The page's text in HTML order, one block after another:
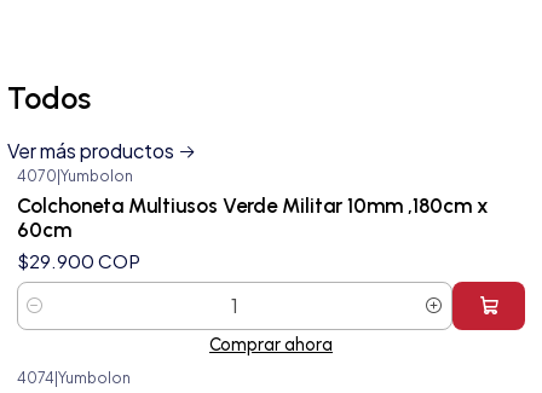
Todos
Ver más productos
4070 Yumbolon
Colchoneta Multiusos Verde Militar 10mm ,180cm x
60cm
$29.900 COP
Cantidad
Comprar ahora
4074|Yumbolon